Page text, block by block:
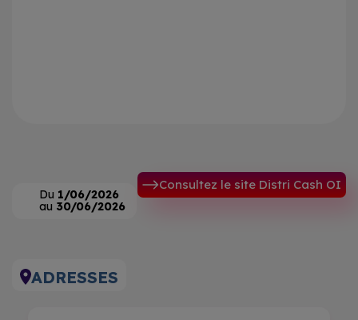
Du 1/06/2026
au 30/06/2026
Consultez le site Distri Cash OI
ADRESSES